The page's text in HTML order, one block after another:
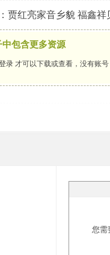
贾红亮家音乡貌 福鑫
中包含更多资源
录 才可以下载或查看，没有账号
您需